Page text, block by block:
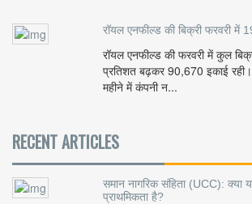
रॉयल एनफील्ड की बिक्री फरवरी में
रॉयल एनफील्ड की फरवरी में कुल
प्रतिशत बढ़कर 90,670 इकाई
महीने में कंपनी न...
RECENT ARTICLES
समान नागरिक संहिता (UCC): क्या
प्राथमिकता है?